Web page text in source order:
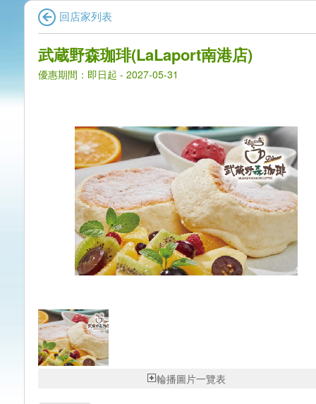
回店家列表
武蔵野森珈琲(LaLaport南港店)
優惠期間：即日起 - 2027-05-31
輪播圖片一覽表